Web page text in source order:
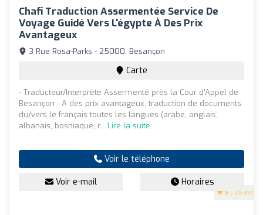
Chafi‎ Traduction Assermentée Service De
Voyage Guidé Vers L'égypte À Des Prix
Avantageux
5 (126 avis)
3 Rue Rosa-Parks - 25000, Besançon
Carte
- Traducteur/Interprète Assermenté près la Cour d'Appel de
Besançon - A des prix avantageux, traduction de documents
du/vers le français toutes les langues (arabe, anglais,
albanais, bosniaque, r... Lire la suite
Voir le téléphone
Voir e-mail Horaires